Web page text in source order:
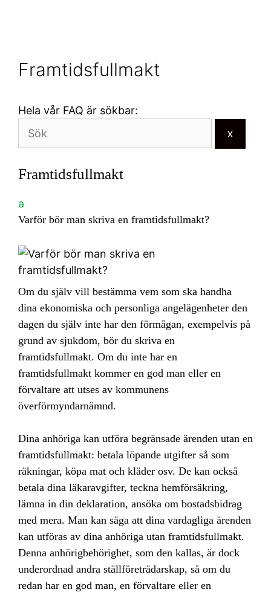
Framtidsfullmakt
Hela vår FAQ är sökbar:
x
Framtidsfullmakt
a
Varför bör man skriva en framtidsfullmakt?
Om du själv vill bestämma vem som ska handha
dina ekonomiska och personliga angelägenheter den
dagen du själv inte har den förmågan, exempelvis på
grund av sjukdom, bör du skriva en
framtidsfullmakt. Om du inte har en
framtidsfullmakt kommer en god man eller en
förvaltare att utses av kommunens
överförmyndarnämnd.
Dina anhöriga kan utföra begränsade ärenden utan en
framtidsfullmakt: betala löpande utgifter så som
räkningar, köpa mat och kläder osv. De kan också
betala dina läkaravgifter, teckna hemförsäkring,
lämna in din deklaration, ansöka om bostadsbidrag
med mera. Man kan säga att dina vardagliga ärenden
kan utföras av dina anhöriga utan framtidsfullmakt.
Denna anhörigbehörighet, som den kallas, är dock
underordnad andra ställföreträdarskap, så om du
redan har en god man, en förvaltare eller en